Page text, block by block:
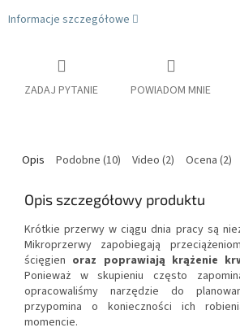
Informacje szczegółowe
ZADAJ PYTANIE POWIADOM MNIE
Opis Podobne (10) Video (2) Ocena (2)
Opis szczegółowy produktu
Krótkie przerwy w ciągu dnia pracy są
Mikroprzerwy zapobiegają
ścięgien oraz poprawiają krążenie
Ponieważ w skupieniu często
opracowaliśmy narzędzie do
przypomina o konieczności ich
momencie.